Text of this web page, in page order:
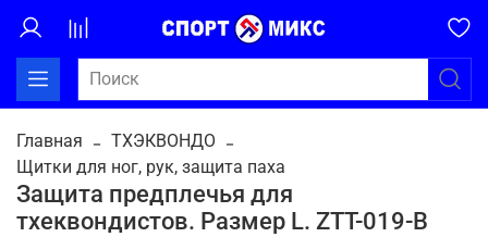
Главная
ТХЭКВОНДО
Щитки для ног, рук, защита паха
Защита предплечья для
тхеквондистов. Размер L. ZTT-019-B